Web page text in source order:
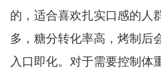
的，适合喜欢扎实口感的人
多，糖分转化率高，烤制后
入口即化。对于需要控制体